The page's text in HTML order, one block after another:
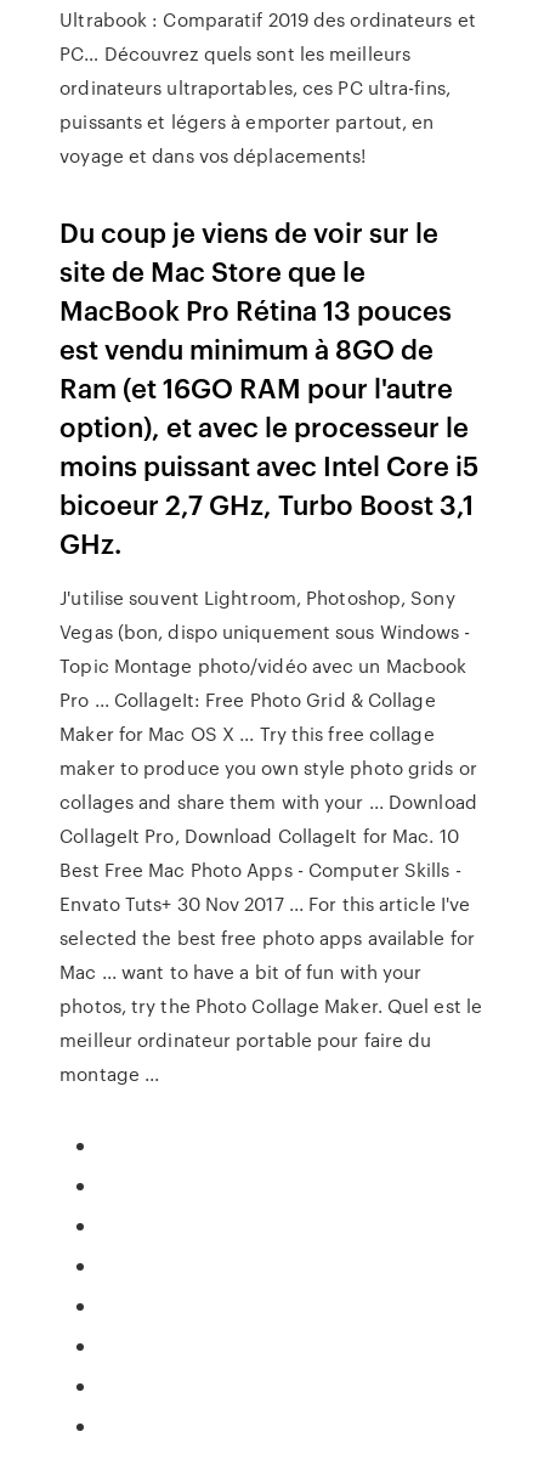
Ultrabook : Comparatif 2019 des ordinateurs et
PC… Découvrez quels sont les meilleurs
ordinateurs ultraportables, ces PC ultra-fins,
puissants et légers à emporter partout, en
voyage et dans vos déplacements!
Du coup je viens de voir sur le
site de Mac Store que le
MacBook Pro Rétina 13 pouces
est vendu minimum à 8GO de
Ram (et 16GO RAM pour l'autre
option), et avec le processeur le
moins puissant avec Intel Core i5
bicoeur 2,7 GHz, Turbo Boost 3,1
GHz.
J'utilise souvent Lightroom, Photoshop, Sony
Vegas (bon, dispo uniquement sous Windows -
Topic Montage photo/vidéo avec un Macbook
Pro ... CollageIt: Free Photo Grid & Collage
Maker for Mac OS X ... Try this free collage
maker to produce you own style photo grids or
collages and share them with your ... Download
CollageIt Pro, Download CollageIt for Mac. 10
Best Free Mac Photo Apps - Computer Skills -
Envato Tuts+ 30 Nov 2017 ... For this article I've
selected the best free photo apps available for
Mac ... want to have a bit of fun with your
photos, try the Photo Collage Maker. Quel est le
meilleur ordinateur portable pour faire du
montage ...